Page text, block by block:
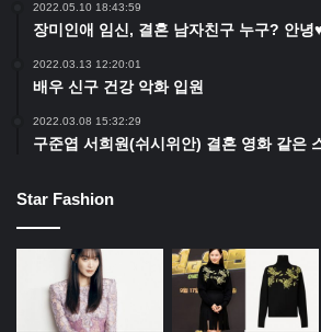
2022.05.10 18:43:59
장미인애 임신, 결혼 남자친구 누구? 안녕
2022.03.13 12:20:01
배우 신구 건강 악화 입원
2022.03.08 15:32:29
구준엽 서희원(쉬시위안) 결혼 영화 같은
Star Fashion